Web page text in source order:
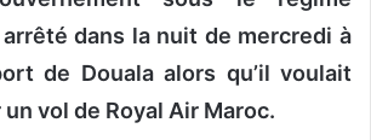
dans la nuit de mercredi à
de Douala alors qu’il voulait
vol de Royal Air Maroc.